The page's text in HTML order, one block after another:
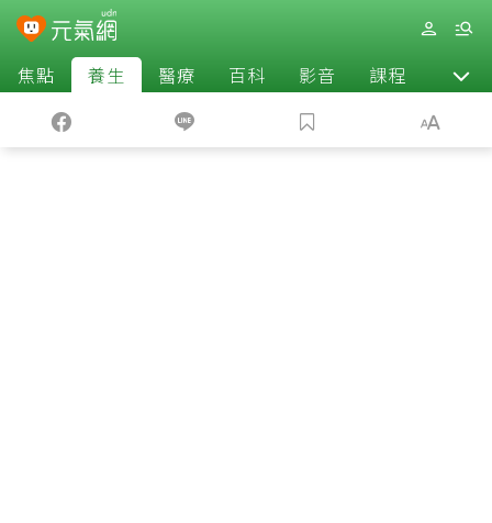
焦點 養生 醫療 百科 影音 課程 退休